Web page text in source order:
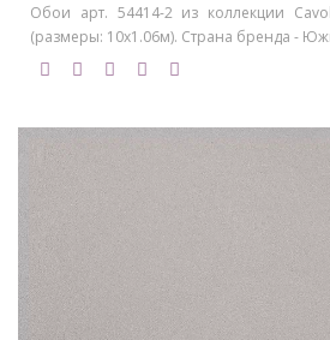
Обои арт. 54414-2 из коллекции
(размеры: 10х1.06м). Страна бренда -